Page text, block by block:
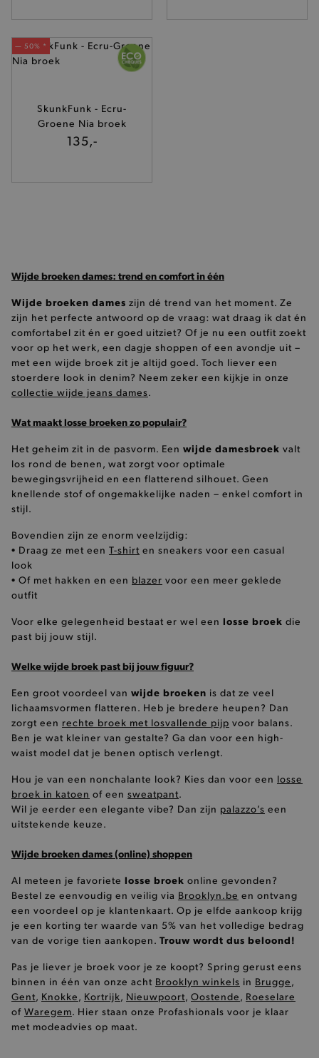
— 50% *
SkunkFunk - Ecru-
Groene Nia broek
135,-
Wijde broeken dames: trend en comfort in één
Wijde broeken dames zijn dé trend van het moment. Ze
zijn het perfecte antwoord op de vraag: wat draag ik dat én
comfortabel zit én er goed uitziet? Of je nu een outfit zoekt
voor op het werk, een dagje shoppen of een avondje uit –
met een wijde broek zit je altijd goed. Toch liever een
stoerdere look in denim? Neem zeker een kijkje in onze
collectie wijde jeans dames.
Wat maakt losse broeken zo populair?
Het geheim zit in de pasvorm. Een wijde damesbroek valt
los rond de benen, wat zorgt voor optimale
bewegingsvrijheid en een flatterend silhouet. Geen
knellende stof of ongemakkelijke naden – enkel comfort in
stijl.
Bovendien zijn ze enorm veelzijdig:
• Draag ze met een T-shirt en sneakers voor een casual
look
• Of met hakken en een blazer voor een meer geklede
outfit
Voor elke gelegenheid bestaat er wel een losse broek die
past bij jouw stijl.
Welke wijde broek past bij jouw figuur?
Een groot voordeel van wijde broeken is dat ze veel
lichaamsvormen flatteren. Heb je bredere heupen? Dan
zorgt een rechte broek met losvallende pijp voor balans.
Ben je wat kleiner van gestalte? Ga dan voor een high-
waist model dat je benen optisch verlengt.
Hou je van een nonchalante look? Kies dan voor een losse
broek in katoen of een sweatpant.
Wil je eerder een elegante vibe? Dan zijn palazzo’s een
uitstekende keuze.
Wijde broeken dames (online) shoppen
Al meteen je favoriete losse broek online gevonden?
Bestel ze eenvoudig en veilig via Brooklyn.be en ontvang
een voordeel op je klantenkaart. Op je elfde aankoop krijg
je een korting ter waarde van 5% van het volledige bedrag
van de vorige tien aankopen. Trouw wordt dus beloond!
Pas je liever je broek voor je ze koopt? Spring gerust eens
binnen in één van onze acht Brooklyn winkels in Brugge ,
Gent, Knokke , Kortrijk, Nieuwpoort, Oostende , Roeselare
of Waregem. Hier staan onze Profashionals voor je klaar
met modeadvies op maat.
invalidation
__zlcmid
Zendesk Inc.
.brooklyn.be
mage-cache-storage
Adobe Inc.
recently_compared_product
Adobe Inc.
mage-messages
Adobe Inc.
CookieScriptConsent
recently_compared_product_previous
Adobe Inc.
form_key
Adobe Inc.
.www.brooklyn.be
recently_viewed_product
Adobe Inc.
www.brooklyn.be